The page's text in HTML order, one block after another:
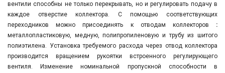
вентили способны не только перекрывать, но и регулировать подачу в
каждое отверстие коллектора. С помощью соответствующих
переходников можно присоединять к отводам коллекторов :
металлопластиковую, медную, полипропиленовую и трубу из шитого
полиэтилена. Установка требуемого расхода через отвод коллектора
производится вращением рукоятки встроенного регулирующего
вентиля. Изменение номинальной пропускной способности в